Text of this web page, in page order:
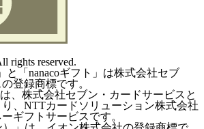
rights reserved.
と「nanacoギフト」は株式会社セブ
登録商標です。
、株式会社セブン・カードサービスと
、NTTカードソリューション株式会社
ギフトサービスです。